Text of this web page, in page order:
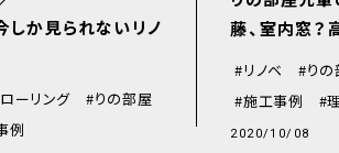
しか見られないリノ
ーリング
りの部屋
例
藤、室内窓？
リノベ り
施工事例
2020/10/08